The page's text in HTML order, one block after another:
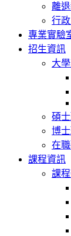
離
行
專業實驗
招生資訊
大
碩
博
在
課程資訊
課